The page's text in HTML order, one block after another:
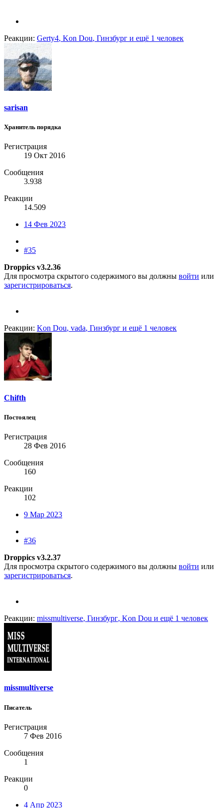
Реакции: Gerty4, Kon Dou, Гинзбург и ещё 1 человек
sarisan
Хранитель порядка
Регистрация
19 Окт 2016
Сообщения
3.938
Реакции
14.509
14 Фев 2023
#35
Droppics v3.2.36
Для просмотра скрытого содержимого вы должны войти или
зарегистрироваться.
Реакции: Kon Dou, vada, Гинзбург и ещё 1 человек
Chifth
Постоялец
Регистрация
28 Фев 2016
Сообщения
160
Реакции
102
9 Мар 2023
#36
Droppics v3.2.37
Для просмотра скрытого содержимого вы должны войти или
зарегистрироваться.
Реакции: missmultiverse, Гинзбург, Kon Dou и ещё 1 человек
missmultiverse
Писатель
Регистрация
7 Фев 2016
Сообщения
1
Реакции
0
4 Апр 2023